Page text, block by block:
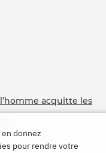
acquitte les
donnez
pour rendre votre